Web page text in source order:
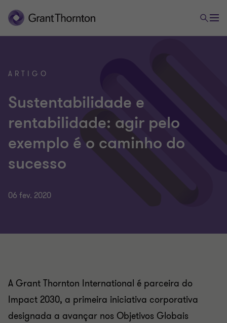
ARTIGO
Sustentabilidade e
rentabilidade: agir pelo
exemplo é o caminho do
sucesso
06 fev. 2020
A Grant Thornton International é parceira do
Impact 2030, a primeira iniciativa corporativa
designada a avançar nos Objetivos Globais